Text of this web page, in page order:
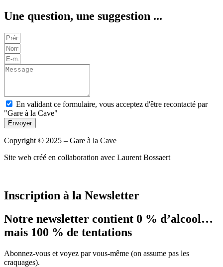
Une question, une suggestion ...
En validant ce formulaire, vous acceptez d'être recontacté par
"Gare à la Cave"
Envoyer
Copyright © 2025 – Gare à la Cave
Site web créé en collaboration avec Laurent Bossaert
Inscription à la Newsletter
Notre newsletter contient 0 % d’alcool…
mais 100 % de tentations
Abonnez-vous et voyez par vous-même (on assume pas les
craquages).